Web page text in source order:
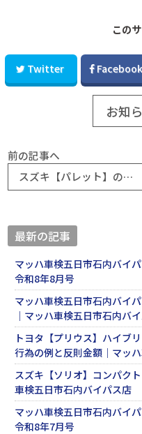
この
Twitter Facebook
お知
前の記事へ
スズキ【パレット】の車検が安い！？｜マッハ車検五日市石内バイパス店
最新の記事
マッハ車検五日市石内バイ
令和8年8月号
マッハ車検五日市石内バイ
｜マッハ車検五日市石内バ
トヨタ【プリウス】ハイブ
行為の例と反則金額｜マッ
スズキ【ソリオ】コンパク
車検五日市石内バイパス店
マッハ車検五日市石内バイ
令和8年7月号